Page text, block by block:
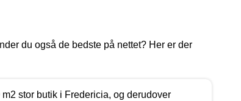
du også de bedste på nettet? Her er der
stor butik i Fredericia, og derudover